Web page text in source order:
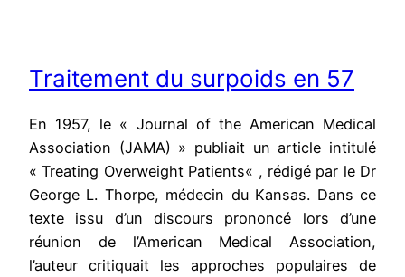
Traitement du surpoids en 57
En 1957, le « Journal of the American Medical
Association (JAMA) » publiait un article intitulé
« Treating Overweight Patients« , rédigé par le Dr
George L. Thorpe, médecin du Kansas. Dans ce
texte issu d’un discours prononcé lors d’une
réunion de l’American Medical Association,
l’auteur critiquait les approches populaires de